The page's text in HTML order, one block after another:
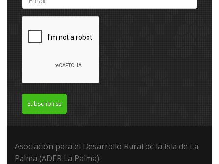
Subscribirse
Asociación para el Desarrollo Rural de la Isla de La
Palma (ADER La Palma).